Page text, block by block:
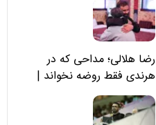
رضا هلالی؛ مداحی که در
هرندی فقط روضه نخواند |
مسئولان «تکیه‌گاه آقا مرتضی
علی(ع)» را جدی‌تر ببینند